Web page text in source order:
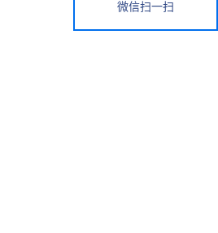
微信扫一扫